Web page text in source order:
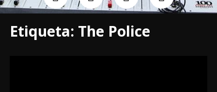
Etiqueta: The Police